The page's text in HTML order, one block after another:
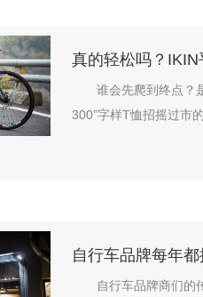
真的轻松吗？IKIN
谁会先爬到终点？
300”字样T恤招摇过市
自行车品牌每年
自行车品牌商们的